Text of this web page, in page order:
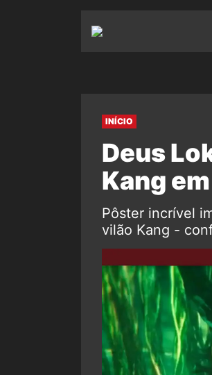
INÍCIO
Deus
Kang
Pôster incrível
vilão Kang -